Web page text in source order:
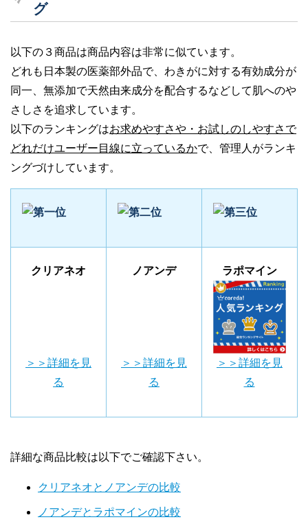
グ
以下の３商品は商品内容は非常に似ています。
どれも日本製の医薬部外品で、わきがに対する有効成分が
同一、無添加で天然由来成分を配合するなどして肌へのや
さしさを追求しています。
以下のランキングはお求めやすさや・お試しのしやすさで
どれだけユーザー目線に立っているかで、管理人がランキ
ングづけしています。
クリアネオ
＞＞詳細を見
る
ノアンデ
＞＞詳細を見
る
ラポマイン
＞＞詳細を見
る
詳細な商品比較は以下でご確認下さい。
クリアネオとノアンデの比較
ノアンデとラポマインの比較